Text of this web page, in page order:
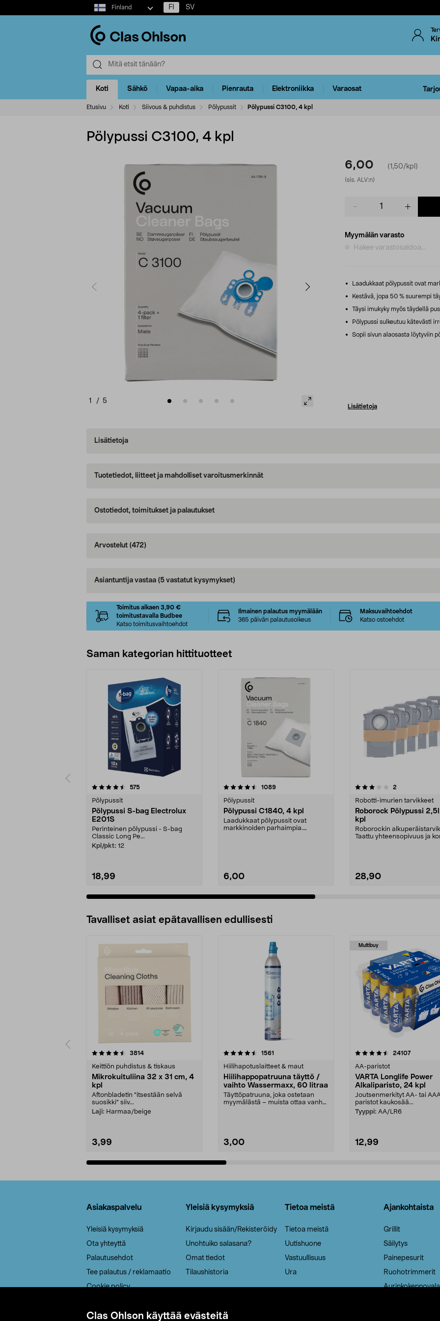
Clas Ohlson käyttää evästeitä
Select
market
Finland FI SV
Koti Sähkö Vapaa-aika Pienrauta Elektroniikka Varaosat
Etusivu Koti Siivous & puhdistus Pölypussit Pölypussi C3100, 4 kpl
Pölypussi C3100, 4 kpl
1 / 5
6,00 (1,50/kpl)
(sis. ALV:n)
Myymälän varasto
Hakee varastosaldoa...
Laadukkaat pölypussit ovat
Kestävä, jopa 50 % suurempi
Täysi imukyky myös täydellä
Pölypussi sulkeutuu kätevästi
Sopii sivun alaosasta löytyviin
Lisätietoja
Lisätietoja
Tuotetiedot, liitteet ja mahdolliset varoitusmerkinnät
Ostotiedot, toimitukset ja palautukset
Arvostelut (472)
Asiantuntija vastaa (5 vastatut kysymykset)
Toimitus alkaen 3,90 €
toimitustavalla Budbee
Katso toimitusvaihtoehdot
Ilmainen palautus myymälään
365 päivän palautusoikeus
Maksuvaihtoehdot
Katso ostoehdot
Saman kategorian hittituotteet
575arvostelut
Pölypussit
Pölypussi S-bag Electrolux
E201S
Perinteinen pölypussi - S-bag
Classic Long Pe...
Kpl/pkt: 12
18,99
4.5 viidestä
1089arvostelut
Pölypussit
Pölypussi C1840, 4 kpl
Laadukkaat pölypussit ovat
markkinoiden parhaimpia.
6,00
3.0 viidestä
2
Robotti-imurien tarvikkeet
Roborock Pölypussi
kpl
Roborockin
Taattu yhteensopivuus ja
28,90
4.5 viidestä
Tavalliset asiat epätavallisen edullisesti
3814arvostelut
Keittiön puhdistus & tiskaus
Mikrokuituliina 32 x 31 cm, 4
kpl
Aftonbladetin "itsestään selvä
suosikki" siiv...
Laji: Harmaa/beige
3,99
4.5viidestä
1561
Hiilihapotuslaitteet & maut
Hiilihappopatruuna täyttö /
vaihto Wassermaxx, 60 litraa
Täyttöpatruuna, joka ostetaan
myymälästä – muista ottaa vanha
3,00
Multibuy
4.5viidestä
24107arvostelut
AA-paristot
VARTA Longlife Power
Alkaliparisto, 24 kpl
Joutsenmerkityt AA- tai
paristot kaukosää...
Tyyppi: AA/LR6
12,99
4.5viidestä
Asiakaspalvelu
Yleisiä kysymyksiä
Ota yhteyttä
Palautusehdot
Tee palautus / reklamaatio
Cookie policy
Saavutettavuus
Yleisiä kysymyksiä
Kirjaudu sisään/Rekisteröidy
Unohtuiko salasana?
Omat tiedot
Tilaushistoria
Tietoa meistä
Tietoa meistä
Uutishuone
Vastuullisuus
Ura
Ajankohtaista
Grillit
Säilytys
Painepesurit
Ruohotrimmerit